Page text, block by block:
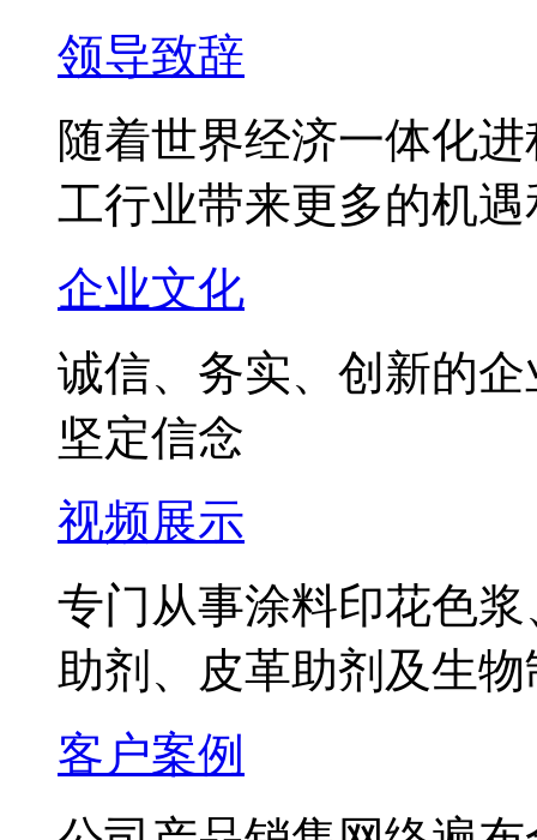
领导致辞
随着世界经济一体化
工行业带来更多的机
企业文化
诚信、务实、创新的
坚定信念
视频展示
专门从事涂料印花色
助剂、皮革助剂及生
客户案例